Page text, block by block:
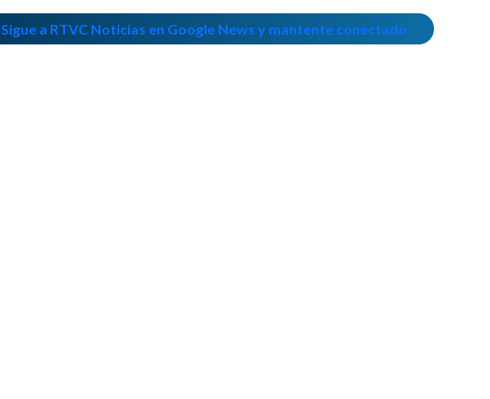
Sigue a RTVC Noticias en Google News y mantente conectado